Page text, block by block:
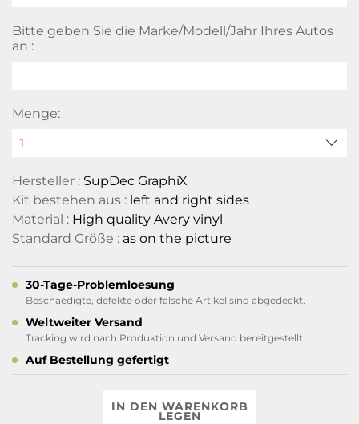
Bitte geben Sie die Marke/Modell/Jahr Ihres Autos
an :
Menge:
Hersteller : SupDec GraphiX
Kit bestehen aus : left and right sides
Material : High quality Avery vinyl
Standard Größe : as on the picture
30-Tage-Problemloesung
Beschaedigte, defekte oder falsche Artikel sind abgedeckt.
Weltweiter Versand
Tracking wird nach Produktion und Versand bereitgestellt.
Auf Bestellung gefertigt
IN DEN WARENKORB
LEGEN